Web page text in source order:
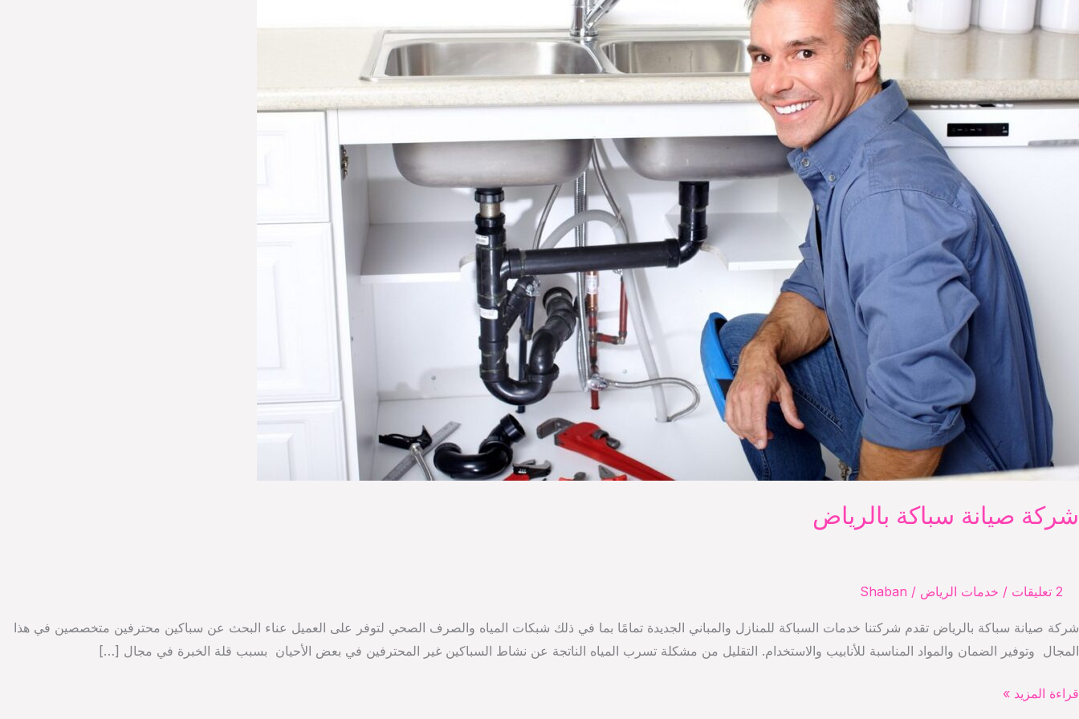
شركة صيانة سباكة بالرياض
2 تعليقات / خدمات الرياض /
Shaban
شركة صيانة سباكة بالرياض تقدم شركتنا خدمات السباكة للمنازل والمباني الجديدة تمامًا بما في ذلك شبكات المياه والصرف الصحي لتوفر على العميل عناء البحث عن سباكين محترفين متخصصين في هذا
المجال وتوفير الضمان والمواد المناسبة للأنابيب والاستخدام. التقليل من مشكلة تسرب المياه الناتجة عن نشاط السباكين غير المحترفين في بعض الأحيان بسبب قلة الخبرة في مجال […]
شركة
قراءة المزيد »